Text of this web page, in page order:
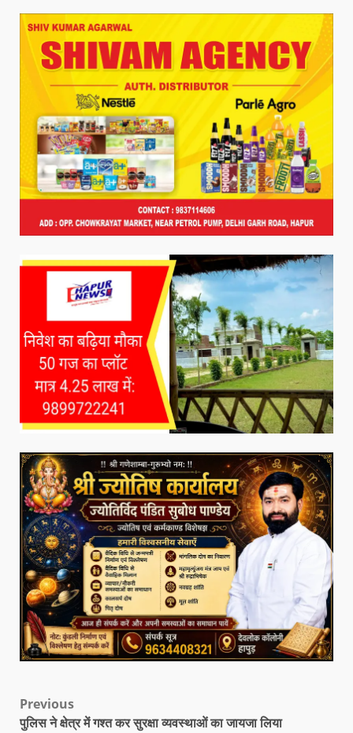
Previous
पुलिस ने क्षेत्र में गश्त कर सुरक्षा व्यवस्थाओं का जायजा लिया